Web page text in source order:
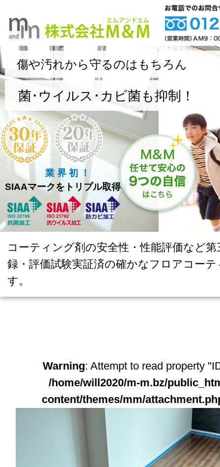
傷や汚れから守るのはもちろん
菌･ウイルス･カビ菌も抑制！
業 界 初 ！
SIAAマークをトリプル取得！
コーティング剤の安全性・性能評価など
録・評価試験実証済の確かなフロアコー
す。
Warning: Attempt to read property
/home/will2020/m-m.bz/
content/themes/mm/